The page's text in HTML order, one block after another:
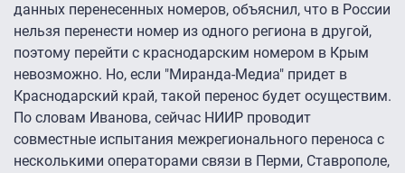
данных перенесенных номеров, объяснил, что в России
нельзя перенести номер из одного региона в другой,
поэтому перейти с краснодарским номером в Крым
невозможно. Но, если "Миранда-Медиа" придет в
Краснодарский край, такой перенос будет осуществим.
По словам Иванова, сейчас НИИР проводит
совместные испытания межрегионального переноса с
несколькими операторами связи в Перми, Ставрополе,